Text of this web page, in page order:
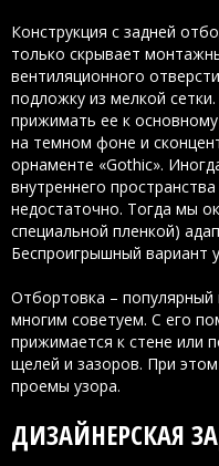
Конструкция с задней
только скрывает
вентиляционного
подложку из мелкой
прижимать ее к
на темном фоне и
орнаменте «Gothic».
внутреннего
недостаточно. Тогда мы
специальной пленкой)
Беспроигрышный вариант
Отбортовка – популярный
многим советуем. С его
прижимается к стене или
щелей и зазоров. При
проемы узора.
ДИЗАЙНЕРСКАЯ